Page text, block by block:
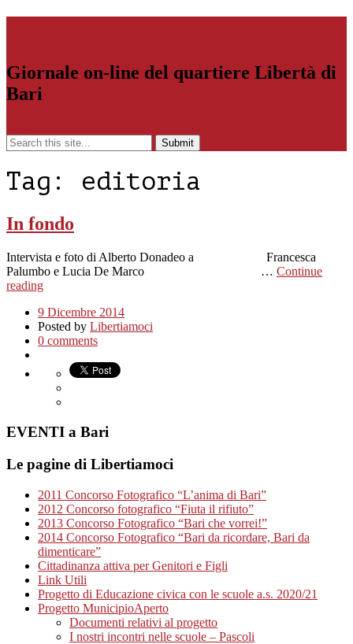
Giornale on-line del quartiere Libertà di
Bari
Tag: editoria
In fondo
Intervista e foto di Alberto Donadeo a Francesca
Palumbo e Lucia De Marco … Continue
reading
9 Dicembre 2014
Posted by Libertiamoci
0 comments
EVENTI a Bari
Le pagine di Libertiamoci
2011 Concorso Fotografico “L’anima di Bari”
2012 Concorso fotografico “Fiuta il rifiuto”
2013 Concorso Fotografico “Bari che vorrei!”
2014 Concorso Fotografico “Bari da ricordare, Bari da
dimenticare”
Cittadinanza attiva per Genitori e Figli
Link Utili
Progetto di Educazione civica con le scuole a.s. 2020/21
Progetto MunicipioAperto
Documenti relativi al progetto
I nostri incontri nelle scuole – Pascoli